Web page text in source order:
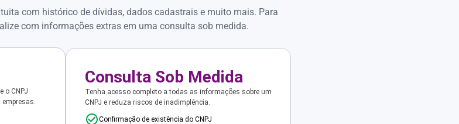
com histórico de dívidas, dados cadastrais e muito mais. Para
com informações extras em uma consulta sob medida.
o CNPJ
Consulta Sob Medida
Tenha acesso completo a todas as informações sobre um
CNPJ e reduza riscos de inadimplência.
Confirmação de existência do CNPJ